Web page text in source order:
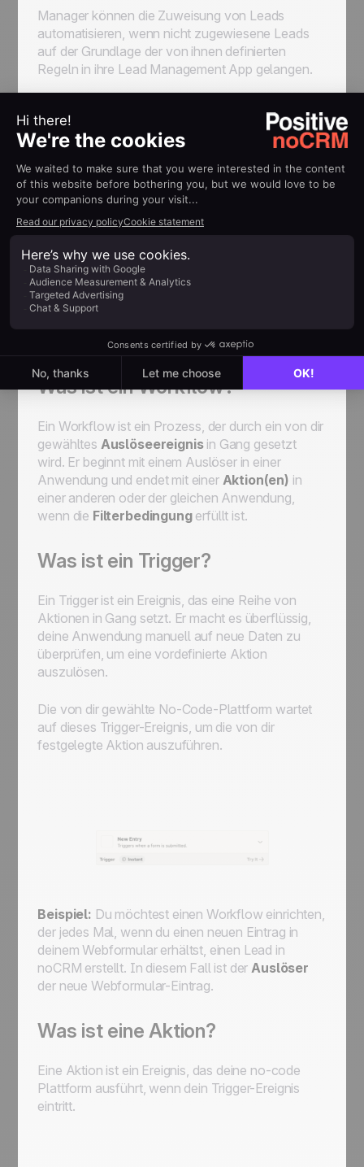
Manager können die Zuweisung von Leads
automatisieren, wenn nicht zugewiesene Leads
auf der Grundlage der von ihnen definierten
Regeln in ihre Lead Management App gelangen.
Wie funktioniert das?
Schlüsselkonzepte von
no-code
Eingabe von "no-code apps
von Diensten, die alle Tools enthält, die du
brauchst, um deinen bestehenden und zukünftigen
Tech-Stack zu verbinden.
Sobald du dich für eine oder mehrere No-Code-
Workflows einzurichten.
Was ist ein Workflow?
Ein Workflow ist ein Prozess, der durch ein von dir
gewähltes Auslöseereignisin Gang gesetzt
wird. Er beginnt mit einem Auslöser in einer
Anwendung und endet mit einer Aktion(en) in
einer anderen oder der gleichen Anwendung,
wenn die Filterbedingungerfüllt ist.
Was ist ein Trigger?
Ein Trigger ist ein Ereignis, das eine Reihe von
Aktionen in Gang setzt. Er macht es überflüssig,
deine Anwendung manuell auf neue Daten zu
überprüfen, um eine vordefinierte Aktion
auszulösen.
Die von dir gewählte No-Code-Plattform wartet
auf dieses Trigger-Ereignis, um die von dir
festgelegte Aktion auszuführen.
Beispiel: Du möchtest einen Workflow einrichten,
der jedes Mal, wenn du einen neuen Eintrag in
deinem Webformular erhältst, einen Lead in
noCRM erstellt. In diesem Fall ist der Auslöser
der neue Webformular-Eintrag.
Was ist eine Aktion?
Eine Aktion ist ein Ereignis, das deine no-code
Plattform ausführt, wenn dein Trigger-Ereignis
eintritt.